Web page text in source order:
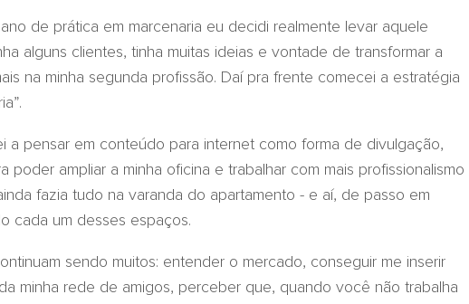
de prática em marcenaria eu decidi realmente levar aquele
alguns clientes, tinha muitas ideias e vontade de transformar a
na minha segunda profissão. Daí pra frente comecei a estratégia
a pensar em conteúdo para internet como forma de divulgação,
poder ampliar a minha oficina e trabalhar com mais profissionalismo
fazia tudo na varanda do apartamento - e aí, de passo em
cada um desses espaços.
sendo muitos: entender o mercado, conseguir me inserir
minha rede de amigos, perceber que, quando você não trabalha